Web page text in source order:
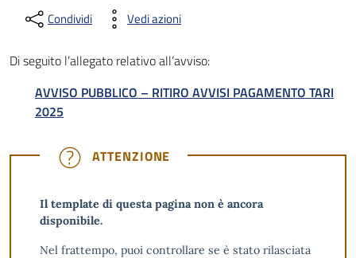
Condividi Vedi azioni
Di seguito l’allegato relativo all’avviso:
AVVISO PUBBLICO – RITIRO AVVISI PAGAMENTO TARI
2025
ATTENZIONE
ATTENZIONE
Il template di questa pagina non è ancora
disponibile.
Nel frattempo, puoi controllare se è stato rilasciata